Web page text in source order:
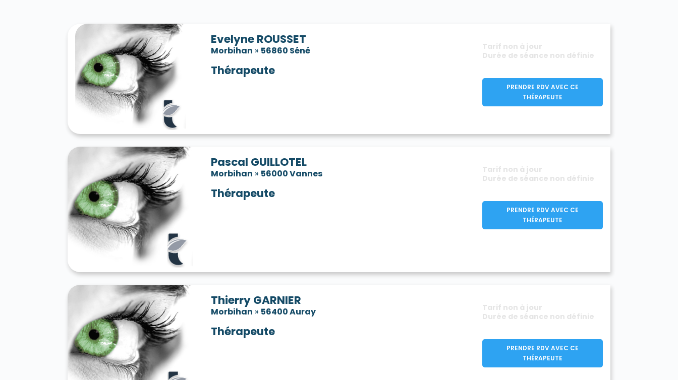
Evelyne ROUSSET
Morbihan » 56860 Séné
Thérapeute
Tarif non à jour
Durée de séance non définie
PRENDRE RDV AVEC CE
THÉRAPEUTE
Pascal GUILLOTEL
Morbihan » 56000 Vannes
Thérapeute
Tarif non à jour
Durée de séance non définie
PRENDRE RDV AVEC CE
THÉRAPEUTE
Thierry GARNIER
Morbihan » 56400 Auray
Thérapeute
Tarif non à jour
Durée de séance non définie
PRENDRE RDV AVEC CE
THÉRAPEUTE